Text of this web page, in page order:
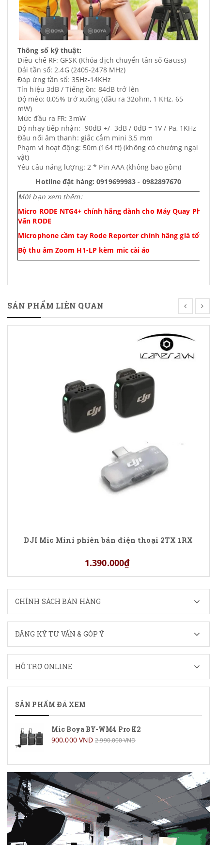
Thông số kỹ thuật:
Điều chế RF: GFSK (Khóa dịch chuyển tần số Gauss)
Dải tần số: 2.4G (2405-2478 MHz)
Đáp ứng tần số: 35Hz-14KHz
Tín hiệu 3dB / Tiếng ồn: 84dB trở lên
Độ méo: 0,05% trở xuống (đầu ra 32ohm, 1 KHz, 65
mW)
Mức đầu ra FR: 3mW
Độ nhạy tiếp nhận: -90dB +/- 3dB / 0dB = 1V / Pa, 1KHz
Đầu nối âm thanh: giắc cắm mini 3,5 mm
Phạm vi hoạt động: 50m (164 ft) (không có chướng ngại
vật)
Yêu cầu năng lượng: 2 * Pin AAA (không bao gồm)
Hotline đặt hàng: 0919699983 - 0982897670
Mời bạn xem thêm:
Micro RODE NTG4+ chính hãng dành cho Máy Quay Phim,
Vấn RODE
Microphone cầm tay Rode Reporter chính hãng giá tốt tại
Bộ thu âm Zoom H1-LP kèm mic cài áo
SẢN PHẨM LIÊN QUAN
DJI Mic Mini phiên bản điện thoại 2TX 1RX
1.390.000₫
CHÍNH SÁCH BÁN HÀNG
ĐĂNG KÝ TƯ VẤN & GÓP Ý
HỖ TRỢ ONLINE
SẢN PHẨM ĐÃ XEM
Mic Boya BY-WM4 Pro K2
900.000 VND 2.990.000 VND